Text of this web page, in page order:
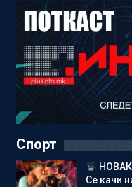
Спорт
Се качи